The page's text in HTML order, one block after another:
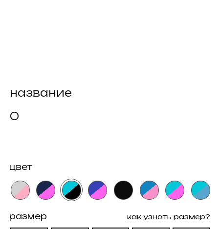
купить